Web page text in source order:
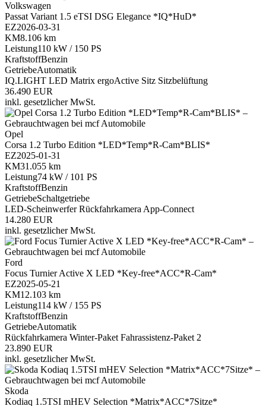
Volkswagen
Passat Variant 1.5 eTSI DSG Elegance *IQ*HuD*
EZ2026-03-31
KM8.106 km
Leistung110 kW / 150 PS
KraftstoffBenzin
GetriebeAutomatik
IQ.LIGHT LED Matrix ergoActive Sitz Sitzbelüftung
36.490 EUR
inkl. gesetzlicher MwSt.
Opel
Corsa 1.2 Turbo Edition *LED*Temp*R-Cam*BLIS*
EZ2025-01-31
KM31.055 km
Leistung74 kW / 101 PS
KraftstoffBenzin
GetriebeSchaltgetriebe
LED-Scheinwerfer Rückfahrkamera App-Connect
14.280 EUR
inkl. gesetzlicher MwSt.
Ford
Focus Turnier Active X LED *Key-free*ACC*R-Cam*
EZ2025-05-21
KM12.103 km
Leistung114 kW / 155 PS
KraftstoffBenzin
GetriebeAutomatik
Rückfahrkamera Winter-Paket Fahrassistenz-Paket 2
23.890 EUR
inkl. gesetzlicher MwSt.
Skoda
Kodiaq 1.5TSI mHEV Selection *Matrix*ACC*7Sitze*